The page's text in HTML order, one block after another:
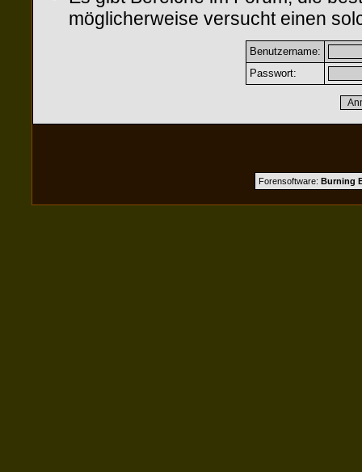
möglicherweise versucht einen
Benutzername:
Passwort:
Forensoftware: Burning